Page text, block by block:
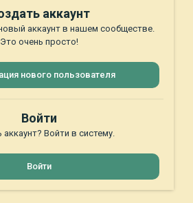
аккаунт
аккаунт в нашем сообществе.
Это очень просто!
нового пользователя
Войти
аккаунт? Войти в систему.
Войти